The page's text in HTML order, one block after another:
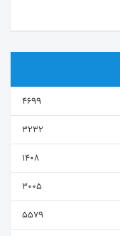
4699
3232
1408
3005
5579